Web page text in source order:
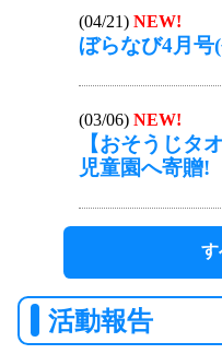
(04/21) NEW!
ぼらなび4月号
(03/06) NEW!
【おそうじタ
児童園へ寄贈!
す
活動報告